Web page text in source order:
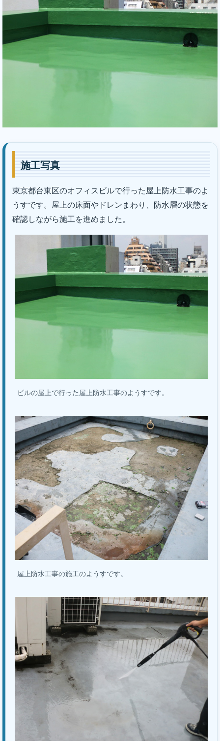
施工写真
東京都台東区のオフィスビルで行った屋上防水工事のよ
うすです。屋上の床面やドレンまわり、防水層の状態を
確認しながら施工を進めました。
ビルの屋上で行った屋上防水工事のようすです。
屋上防水工事の施工のようすです。